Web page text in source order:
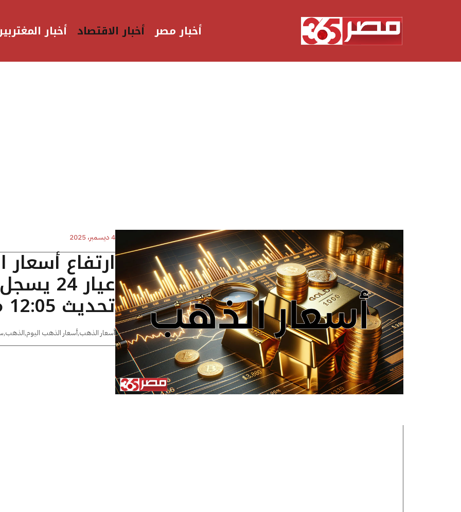
أخبار مصر أخبار الاقتصاد أخبار
4 ديسمبر، 2025
ارتفاع
تحديث 12:05 مساءًا
أسعار الذهب,أسعار الذهب اليوم,الذهب,